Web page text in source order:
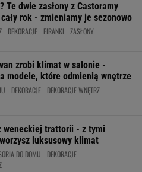
Te dwie zasłony z Castoramy
rok - zmieniamy je sezonowo
DEKORACJE FIRANKI ZASŁONY
zrobi klimat w salonie -
modele, które odmienią wnętrze
DEKORACJE
DEKORACJE WNĘTRZ
weneckiej trattorii - z tymi
luksusowy klimat
DO DOMU
DEKORACJE